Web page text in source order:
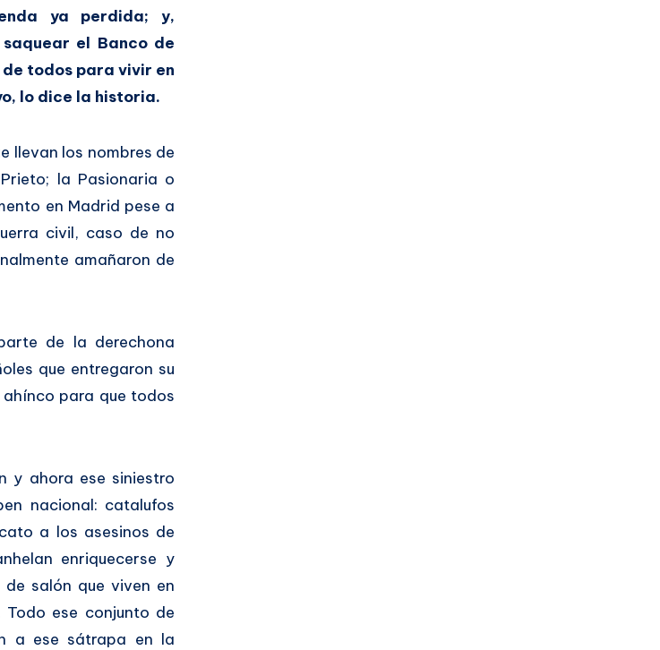
ya perdida; y,
el Banco de
todos para vivir en
lo dice la historia.
llevan los nombres de
la Pasionaria o
en Madrid pese a
civil, caso de no
amañaron de
de la derechona
que entregaron su
para que todos
y ahora ese siniestro
nacional: catalufos
a los asesinos de
enriquecerse y
salón que viven en
ese conjunto de
a ese sátrapa en la